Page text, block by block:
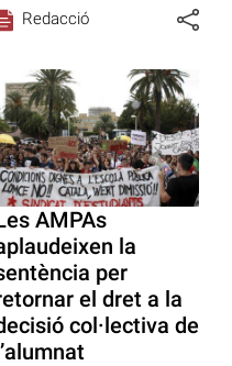
Redacció
AMPAs
la
per
el dret a la
col·lectiva de